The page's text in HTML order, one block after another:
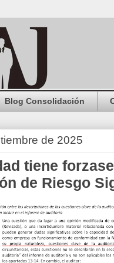
Blog Consolidación
de 2025
tiene
de Riesgo